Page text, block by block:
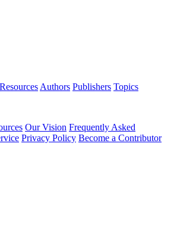
Resources Authors Publishers Topics
Our Vision Frequently Asked
Privacy Policy Become a Contributor